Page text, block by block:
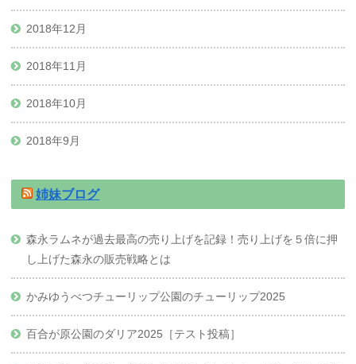
2018年12月
2018年11月
2018年10月
2018年9月
姉妹ブログ
森永ラムネが過去最高の売り上げを記録！売り上げを５倍に押
し上げた森永の販売戦略とは
かみゆうべつチューリップ公園のチューリップ2025
百合が原公園のダリア2025［テスト投稿］